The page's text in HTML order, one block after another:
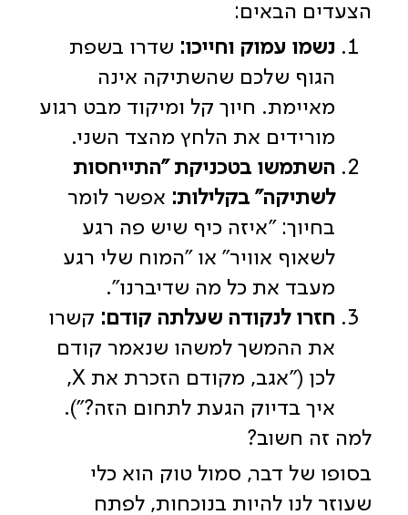
הצעדים הבאים:
נשמו עמוק וחייכו: שדרו בשפת
הגוף שלכם שהשתיקה אינה
מאיימת. חיוך קל ומיקוד מבט רגוע
מורידים את הלחץ מהצד השני.
השתמשו בטכניקת "התייחסות
לשתיקה" בקלילות: אפשר לומר
בחיוך: "איזה כיף שיש פה רגע
לשאוף אוויר" או "המוח שלי רגע
מעבד את כל מה שדיברנו".
חזרו לנקודה שעלתה קודם: קשרו
את ההמשך למשהו שנאמר קודם
לכן ("אגב, מקודם הזכרת את X,
איך בדיוק הגעת לתחום הזה?").
למה זה חשוב?
בסופו של דבר, סמול טוק הוא כלי
שעוזר לנו להיות בנוכחות, לפתח